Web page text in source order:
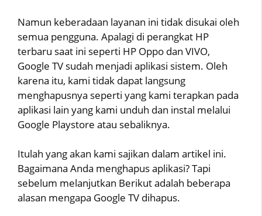
Namun keberadaan layanan ini tidak disukai oleh
semua pengguna. Apalagi di perangkat HP
terbaru saat ini seperti HP Oppo dan VIVO,
Google TV sudah menjadi aplikasi sistem. Oleh
karena itu, kami tidak dapat langsung
menghapusnya seperti yang kami terapkan pada
aplikasi lain yang kami unduh dan instal melalui
Google Playstore atau sebaliknya.
Itulah yang akan kami sajikan dalam artikel ini.
Bagaimana Anda menghapus aplikasi? Tapi
sebelum melanjutkan Berikut adalah beberapa
alasan mengapa Google TV dihapus.